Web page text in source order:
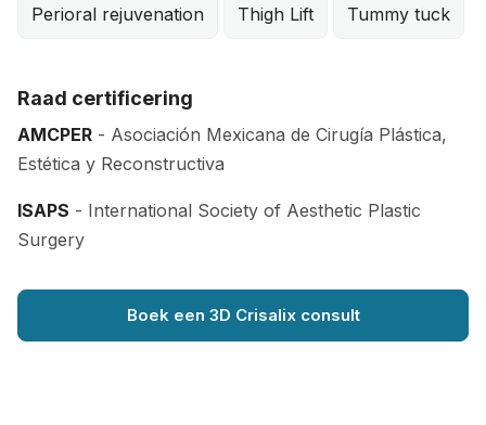
Perioral rejuvenation Thigh Lift Tummy tuck
Raad certificering
AMCPER - Asociación Mexicana de Cirugía Plástica,
Estética y Reconstructiva
ISAPS - International Society of Aesthetic Plastic
Surgery
Boek een 3D Crisalix consult